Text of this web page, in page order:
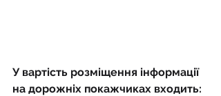
У вартість розміщення інформації
на дорожніх покажчиках входить: